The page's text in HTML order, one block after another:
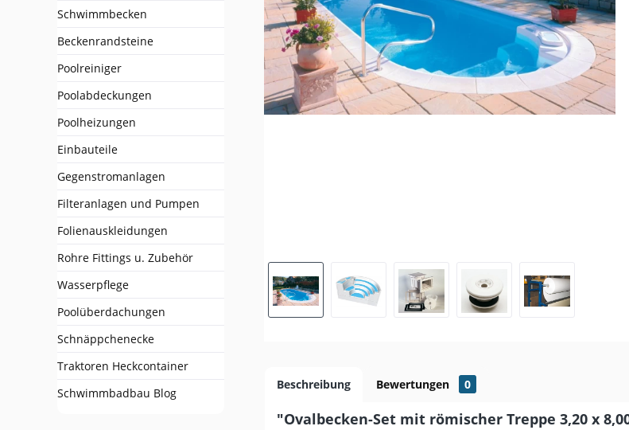
Schwimmbecken
Beckenrandsteine
Poolreiniger
Poolabdeckungen
Poolheizungen
Einbauteile
Gegenstromanlagen
Filteranlagen und Pumpen
Folienauskleidungen
Rohre Fittings u. Zubehör
Wasserpflege
Poolüberdachungen
Schnäppchenecke
Traktoren Heckcontainer
Schwimmbadbau Blog
Beschreibung Bewertungen 0
"Ovalbecken-Set mit römischer Treppe 3,20 x